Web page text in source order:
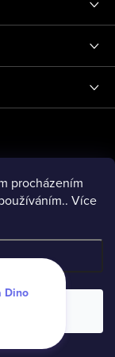
procházením
Více
vyhrazena.
Dino